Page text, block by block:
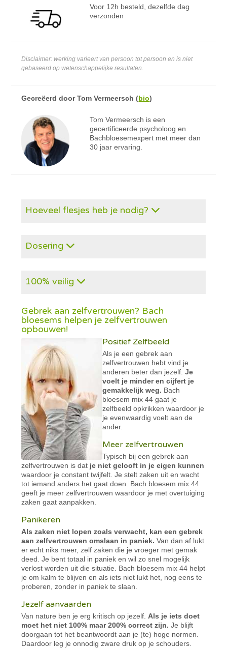
Voor 12h besteld, dezelfde dag
verzonden
Disclaimer: werking varieert van persoon tot persoon en is niet
gebaseerd op wetenschappelijke resultaten.
Gecreëerd doorTom Vermeersch (bio)
Tom Vermeersch is een
gecertificeerde psycholoog en
Bachbloesemexpert met meer dan
30 jaar ervaring.
Hoeveel flesjes heb je nodig?
Dosering
100% veilig
Gebrek aan zelfvertrouwen? Bach
bloesems helpen je zelfvertrouwen
opbouwen!
Positief Zelfbeeld
Als je een gebrek aan
zelfvertrouwen hebt vind je
anderen beter dan jezelf.Je
voelt je minder en cijfert je
gemakkelijk weg. Bach
bloesem mix 44 gaat je
zelfbeeld opkrikken waardoor je
je evenwaardig voelt aan de
ander.
Meer zelfvertrouwen
Typisch bij een gebrek aan
zelfvertrouwen is dat je niet gelooft in je eigen kunnen
waardoor je constant twijfelt. Je stelt zaken uit en wacht
tot iemand anders het gaat doen. Bach bloesem mix 44
geeft je meer zelfvertrouwen waardoor je met overtuiging
zaken gaat aanpakken.
Panikeren
Als zaken niet lopen zoals verwacht, kan een gebrek
aan zelfvertrouwen omslaan in paniek.Van dan af lukt
er echt niks meer, zelf zaken die je vroeger met gemak
deed. Je bent totaal in paniek en wil zo snel mogelijk
verlost worden uit die situatie. Bach bloesem mix 44 helpt
je om kalm te blijven en als iets niet lukt het, nog eens te
proberen, zonder in paniek te slaan.
Jezelf aanvaarden
Van nature ben je erg kritisch op jezelf. Als je iets doet
moet het niet 100% maar 200% correct zijn. Je blijft
doorgaan tot het beantwoordt aan je (te) hoge normen.
Daardoor leg je onnodig zware druk op je schouders.